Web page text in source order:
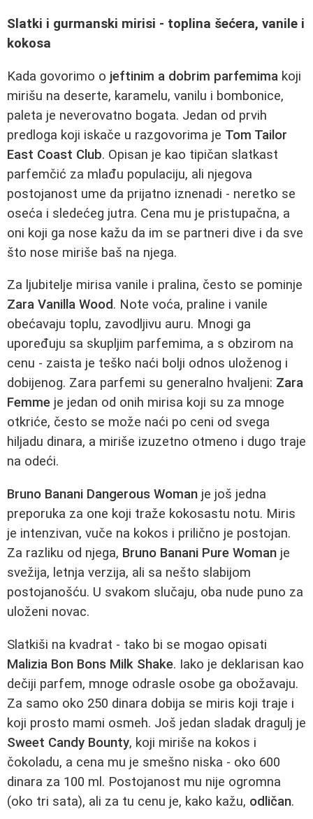
Slatki i gurmanski mirisi - toplina šećera, vanile i
kokosa
Kada govorimo o jeftinim a dobrim parfemima koji
mirišu na deserte, karamelu, vanilu i bombonice,
paleta je neverovatno bogata. Jedan od prvih
predloga koji iskače u razgovorima je Tom Tailor
East Coast Club. Opisan je kao tipičan slatkast
parfemčić za mlađu populaciju, ali njegova
postojanost ume da prijatno iznenadi - neretko se
oseća i sledećeg jutra. Cena mu je pristupačna, a
oni koji ga nose kažu da im se partneri dive i da sve
što nose miriše baš na njega.
Za ljubitelje mirisa vanile i pralina, često se pominje
Zara Vanilla Wood. Note voća, praline i vanile
obećavaju toplu, zavodljivu auru. Mnogi ga
upoređuju sa skupljim parfemima, a s obzirom na
cenu - zaista je teško naći bolji odnos uloženog i
dobijenog. Zara parfemi su generalno hvaljeni: Zara
Femme je jedan od onih mirisa koji su za mnoge
otkriće, često se može naći po ceni od svega
hiljadu dinara, a miriše izuzetno otmeno i dugo traje
na odeći.
Bruno Banani Dangerous Woman je još jedna
preporuka za one koji traže kokosastu notu. Miris
je intenzivan, vuče na kokos i prilično je postojan.
Za razliku od njega, Bruno Banani Pure Woman je
svežija, letnja verzija, ali sa nešto slabijom
postojanošću. U svakom slučaju, oba nude puno za
uloženi novac.
Slatkiši na kvadrat - tako bi se mogao opisati
Malizia Bon Bons Milk Shake. Iako je deklarisan kao
dečiji parfem, mnoge odrasle osobe ga obožavaju.
Za samo oko 250 dinara dobija se miris koji traje i
koji prosto mami osmeh. Još jedan sladak dragulj je
Sweet Candy Bounty, koji miriše na kokos i
čokoladu, a cena mu je smešno niska - oko 600
dinara za 100 ml. Postojanost mu nije ogromna
(oko tri sata), ali za tu cenu je, kako kažu, odličan.